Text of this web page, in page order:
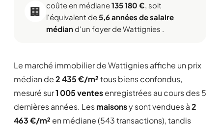
🏢
coûte en médiane135 180 €, soit
l'équivalent de5,6 années de salaire
médiand'un foyer de Wattignies .
Le marché immobilier de Wattignies affiche un prix
médian de2 435 €/m²tous biens confondus,
mesuré sur1 005 ventesenregistrées au cours des 5
dernières années. Lesmaisonsy sont vendues à2
463 €/m² en médiane (543 transactions), tandis